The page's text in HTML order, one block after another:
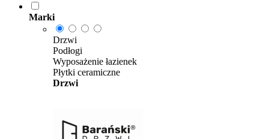
Marki
Drzwi
Podłogi
Wyposażenie łazienek
Płytki ceramiczne
Drzwi